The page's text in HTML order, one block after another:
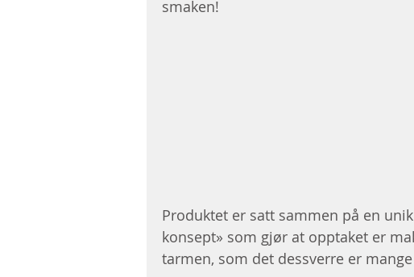
smaken!
Produktet er satt sammen på en
konsept» som gjør at opptaket er
tarmen, som det dessverre er